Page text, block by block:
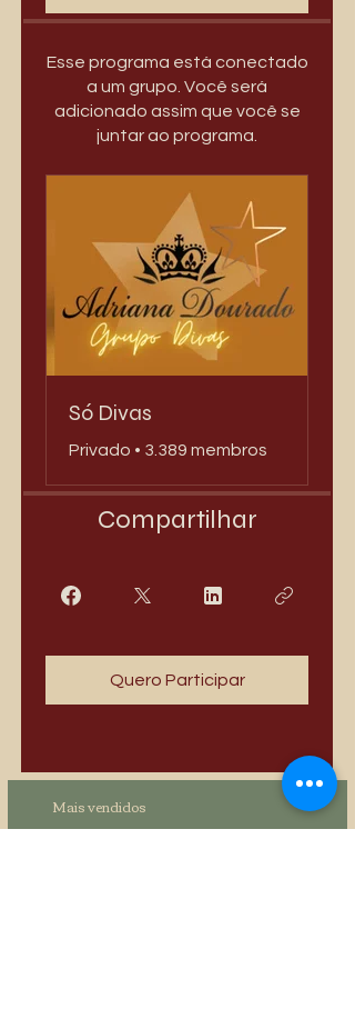
Esse programa está conectado
a um grupo. Você será
adicionado assim que você se
juntar ao programa.
Só Divas
Privado • 3.389 membros
Compartilhar
Quero Participar
Mais vendidos